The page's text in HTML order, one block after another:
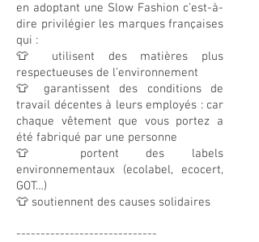
en adoptant une Slow Fashion c’est-à-
dire privilégier les marques françaises
qui :
👕 utilisent des matières plus
respectueuses de l’environnement
👕 garantissent des conditions de
travail décentes à leurs employés : car
chaque vêtement que vous portez a
été fabriqué par une personne
👕 portent des labels
environnementaux (ecolabel, ecocert,
GOT…)
👕 soutiennent des causes solidaires
-----------------------------